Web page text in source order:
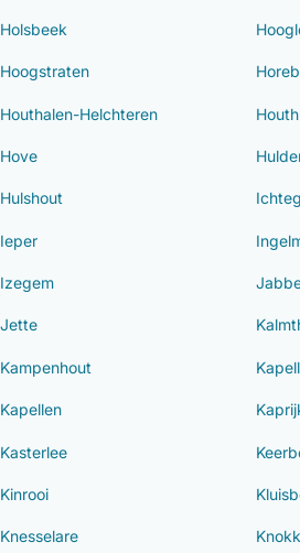
Holsbeek
Hoogstraten
Houthalen-Helchteren
Hove
Hulshout
Ieper
Izegem
Jette
Kampenhout
Kapellen
Kasterlee
Kinrooi
Knesselare